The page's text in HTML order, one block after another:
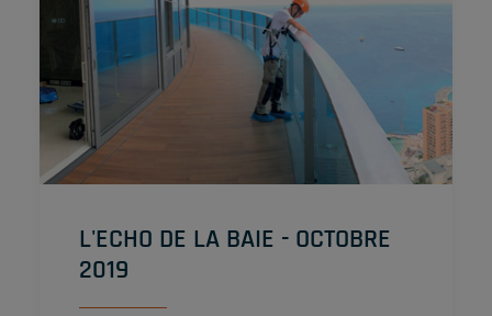
L'ECHO DE LA BAIE - OCTOBRE
2019